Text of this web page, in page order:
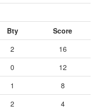
Bty
Score
2
16
0
12
1
8
2 4